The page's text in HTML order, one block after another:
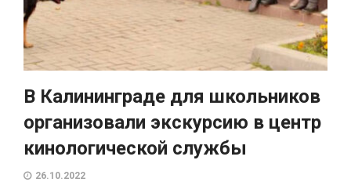
В Калининграде для школьников
организовали экскурсию в центр
кинологической службы
26.10.2022